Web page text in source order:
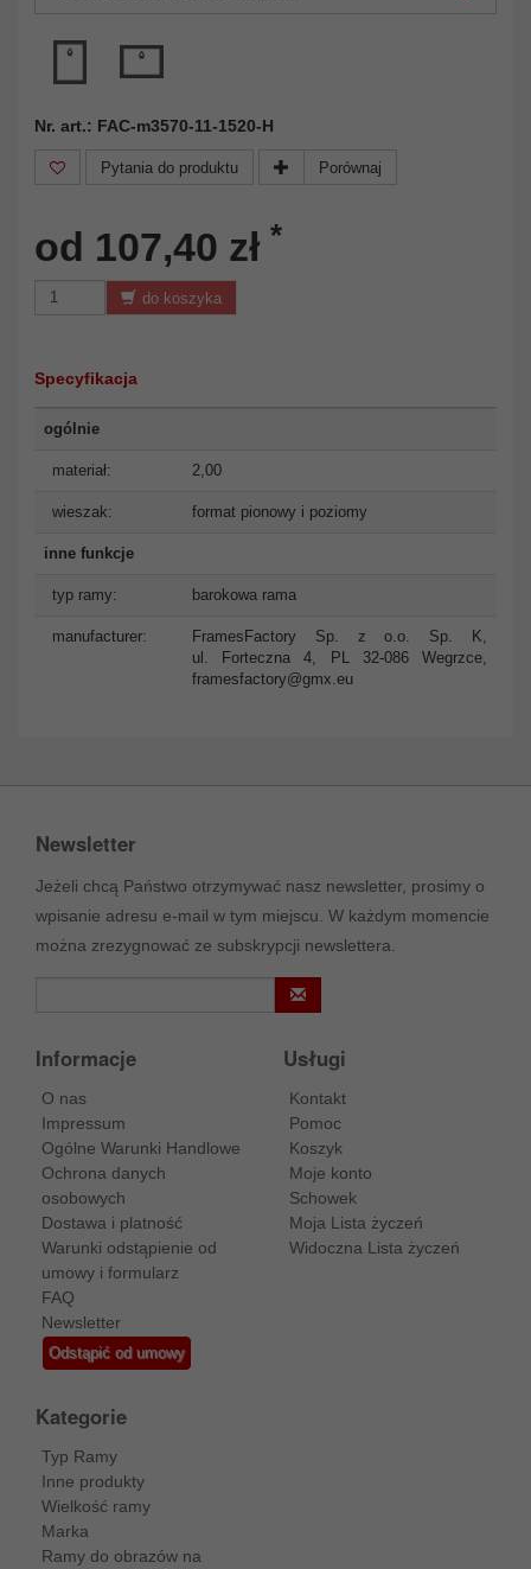
Nr. art.: FAC-m3570-11-1520-H
Pytania do produktu Porównaj
od 107,40 zł *
do koszyka
Specyfikacja
ogólnie
materiał: 2,00
wieszak: format pionowy i poziomy
inne funkcje
typ ramy: barokowa rama
manufacturer:
FramesFactory Sp. z o.o. Sp. K,
ul. Forteczna 4, PL 32-086 Wegrzce,
framesfactory@gmx.eu
Newsletter
Jeżeli chcą Państwo otrzymywać nasz newsletter, prosimy o
wpisanie adresu e-mail w tym miejscu. W każdym momencie
można zrezygnować ze subskrypcji newslettera.
Informacje
O nas
Impressum
Ogólne Warunki Handlowe
Ochrona danych
osobowych
Dostawa i platność
Warunki odstąpienie od
umowy i formularz
FAQ
Newsletter
Odstąpić od umowy
Usługi
Kontakt
Pomoc
Koszyk
Moje konto
Schowek
Moja Lista życzeń
Widoczna Lista życzeń
Kategorie
Typ Ramy
Inne produkty
Wielkość ramy
Marka
Ramy do obrazów na